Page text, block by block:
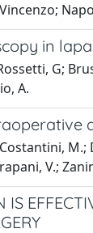
in
G;
A.
M.;
V.;